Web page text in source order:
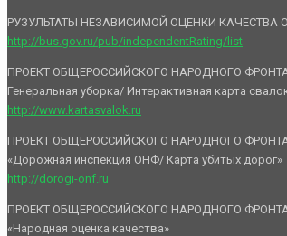
РУЗУЛЬТАТЫ НЕЗАВИСИМОЙ ОЦЕНКИ КАЧЕСТВА
http://bus.gov.ru/pub/independentRating/list
ПРОЕКТ ОБЩЕРОССИЙСКОГО НАРОДНОГО
Генеральная уборка/ Интерактивная карта
http://www.kartasvalok.ru
ПРОЕКТ ОБЩЕРОССИЙСКОГО НАРОДНОГО
«Дорожная инспекция ОНФ/ Карта убитых дорог»
http://dorogi-onf.ru
ПРОЕКТ ОБЩЕРОССИЙСКОГО НАРОДНОГО
«Народная оценка качества»